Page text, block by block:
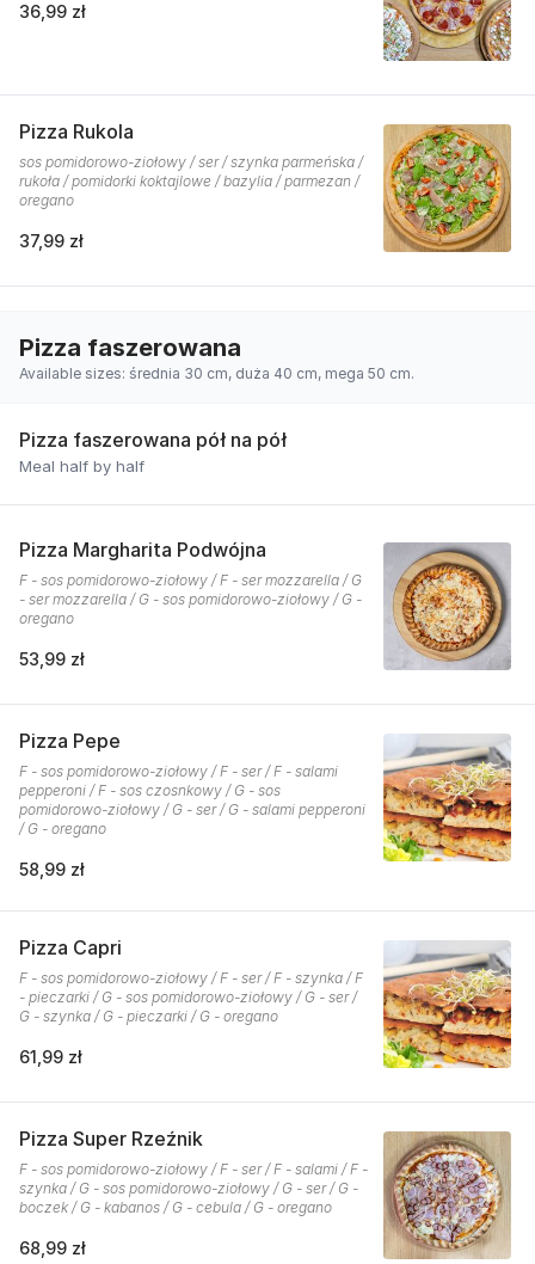
36,99 zł
Pizza Rukola
sos pomidorowo-ziołowy / ser / szynka parmeńska /
rukoła / pomidorki koktajlowe / bazylia / parmezan /
oregano
37,99 zł
Pizza faszerowana
Available sizes: średnia 30 cm, duża 40 cm, mega 50 cm.
Pizza faszerowana pół na pół
Meal half by half
Pizza Margharita Podwójna
F - sos pomidorowo-ziołowy / F - ser mozzarella / G
- ser mozzarella / G - sos pomidorowo-ziołowy / G -
oregano
53,99 zł
Pizza Pepe
F - sos pomidorowo-ziołowy / F - ser / F - salami
pepperoni / F - sos czosnkowy / G - sos
pomidorowo-ziołowy / G - ser / G - salami pepperoni
/ G - oregano
58,99 zł
Pizza Capri
F - sos pomidorowo-ziołowy / F - ser / F - szynka / F
- pieczarki / G - sos pomidorowo-ziołowy / G - ser /
G - szynka / G - pieczarki / G - oregano
61,99 zł
Pizza Super Rzeźnik
F - sos pomidorowo-ziołowy / F - ser / F - salami / F -
szynka / G - sos pomidorowo-ziołowy / G - ser / G -
boczek / G - kabanos / G - cebula / G - oregano
68,99 zł